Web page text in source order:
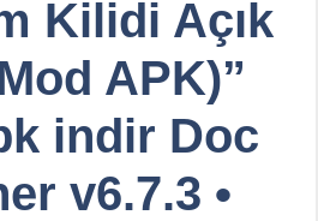
Kilidi Açık
APK)”
indir Doc
v6.7.3 •